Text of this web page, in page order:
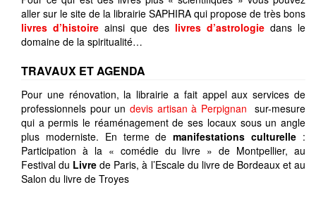
aller sur le site de la librairie SAPHIRA qui propose de très bons
livres d’histoire ainsi que des livres d’astrologie dans le
domaine de la spiritualité…
TRAVAUX ET AGENDA
Pour une rénovation, la librairie a fait appel aux services de
professionnels pour un devis artisan à Perpignan sur-mesure
qui a permis le réaménagement de ses locaux sous un angle
plus moderniste. En terme demanifestations culturelle :
Participation à la « comédie du livre » de Montpellier, au
Festival du Livre de Paris, à l’Escale du livre de Bordeaux et au
Salon du livre de Troyes